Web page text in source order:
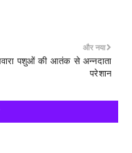
और नया
पशुओं की आतंक से अन्नदाता
परेशान